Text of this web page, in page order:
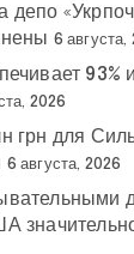
депо
6 августа,
93%
2026
грн для
6 августа, 2026